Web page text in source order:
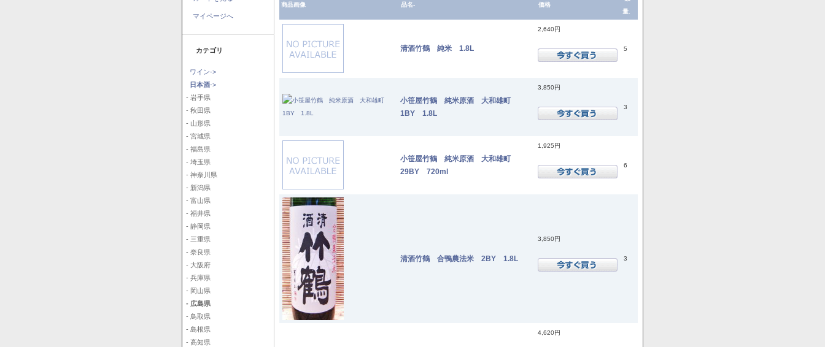
マイページへ
カテゴリ
ワイン->
日本酒->
- 岩手県
- 秋田県
- 山形県
- 宮城県
- 福島県
- 埼玉県
- 神奈川県
- 新潟県
- 富山県
- 福井県
- 静岡県
- 三重県
- 奈良県
- 大阪府
- 兵庫県
- 岡山県
- 広島県
- 鳥取県
- 島根県
- 高知県
商品画像 品名- 価格
量.
清酒竹鶴 純米 1.8L
2,640円
5
小笹屋竹鶴 純米原酒 大和雄町
1BY 1.8L
3,850円
3
小笹屋竹鶴 純米原酒 大和雄町
29BY 720ml
1,925円
6
清酒竹鶴 合鴨農法米 2BY 1.8L
3,850円
3
4,620円